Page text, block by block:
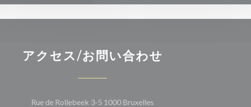
アクセス/お問い合わせ
Rue de Rollebeek 3-5 1000 Bruxelles